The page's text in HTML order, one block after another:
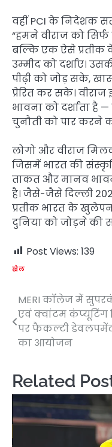
वहीं PCI के निदेशक
“हमने वीराज को
बल्कि एक ऐसे प्रतीक
उम्मीद को दर्शाए।
पीढ़ी को जोड़ सके,
प्रेरित कर सके।
भावना को दर्शाता है
चुनौती को पार करने
लोगो और वीराज
जिसमें भारत की
ताकत और मानव
है। जैसे-जैसे दिल्ली
प्रतीक भारत के
दुनिया को जोड़ने की
Post Views: 139
खेल
Post
navigation
MERI कॉलेज में
एवं क्वांटम कंप्यूटिंग
पर फैकल्टी डेवलपमेंट
का आयोजन
Related